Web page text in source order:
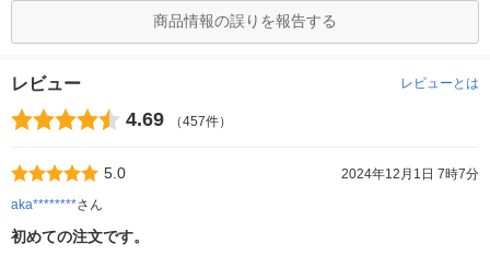
商品情報の誤りを報告する
レビュー レビューとは
4.69 （457件）
5.0
2024年12月1日 7時7分
aka********さん
初めての注文です。